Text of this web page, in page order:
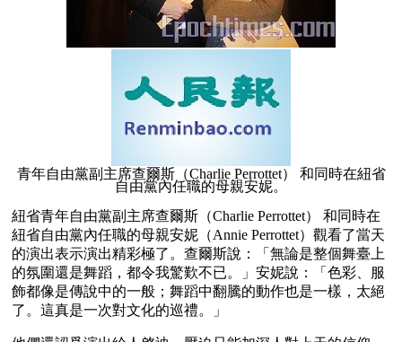
青年自由黨副主席查爾斯（Charlie Perrottet） 和同時在紐省
自由黨內任職的母親安妮。
紐省青年自由黨副主席查爾斯（Charlie Perrottet） 和同時在
紐省自由黨內任職的母親安妮（Annie Perrottet）觀看了當天
的演出表示演出精彩極了。查爾斯說：「無論是整個舞臺上
的氛圍還是舞蹈，都令我驚歎不已。」安妮說：「色彩、服
飾都像是傳說中的一般；舞蹈中翻騰的動作也是一樣，太絕
了。這真是一次對文化的巡禮。」